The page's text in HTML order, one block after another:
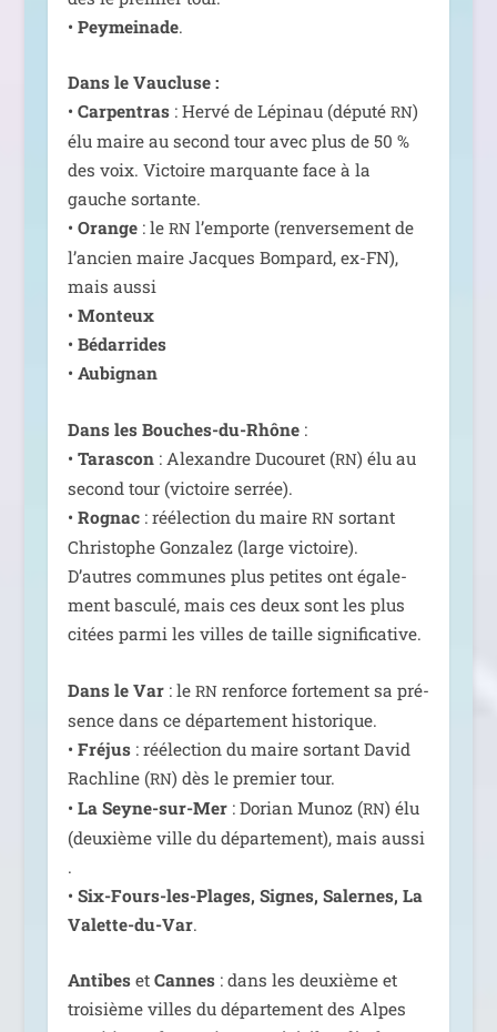
• Peymeinade.
Dans le Vaucluse :
• Carpentras: Hervé de Lépinau (dépu­té RN)
élu maire au second tour avec plus de 50 %
des voix. Victoire mar­quante face à la
gauche sor­tante.
• Orange: le RNl’emporte (ren­ver­se­ment de
l’ancien maire Jacques Bompard, ex-FN),
mais aus­si
• Monteux
• Bédarrides
• Aubignan
Dans les Bouches-du-Rhône:
• Tarascon: Alexandre Ducouret (RN) élu au
second tour (vic­toire ser­rée).
• Rognac: réélec­tion du maire RNsor­tant
Christophe Gonzalez (large vic­toire).
D’autres com­munes plus petites ont éga­le­
ment bas­cu­lé, mais ces deux sont les plus
citées par­mi les villes de taille significative.
Dans le Var: le RNren­force for­te­ment sa pré­
sence dans ce dépar­te­ment his­to­rique.
• Fréjus: réélec­tion du maire sor­tant David
Rachline (RN) dès le pre­mier tour.
• La Seyne-sur-Mer: Dorian Munoz (RN) élu
(deuxième ville du dépar­te­ment), mais aus­si
.
• Six-Fours-les-Plages, Signes, Salernes, La
Valette-du-Var.
Antibeset Cannes: dans les deuxième et
troi­sième villes du dépar­te­ment des Alpes